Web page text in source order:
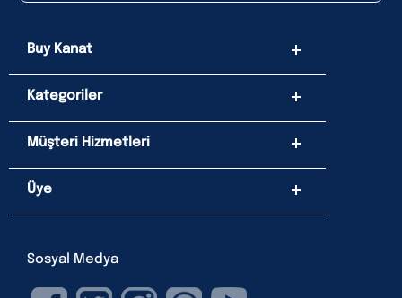
Buy Kanat
Kategoriler
Müşteri Hizmetleri
Üye
Sosyal Medya